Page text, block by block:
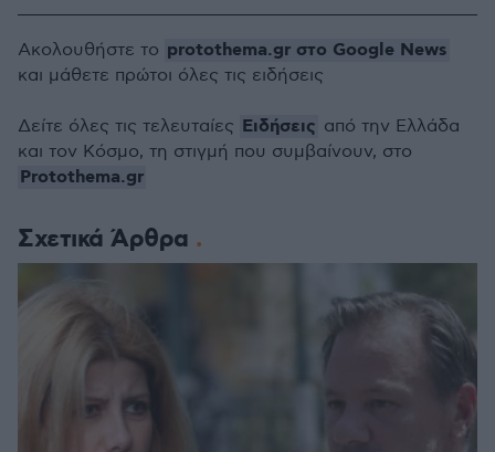
Σχετικά Άρθρα
Ακολουθήστε το protothema.gr στο Google News
και μάθετε πρώτοι όλες τις ειδήσεις
Δείτε όλες τις τελευταίες Ειδήσεις από την Ελλάδα
και τον Κόσμο, τη στιγμή που συμβαίνουν, στο
Protothema.gr